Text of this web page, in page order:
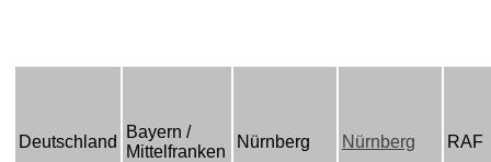
Deutschland
Bayern /
Mittelfranken
Nürnberg Nürnberg RAF